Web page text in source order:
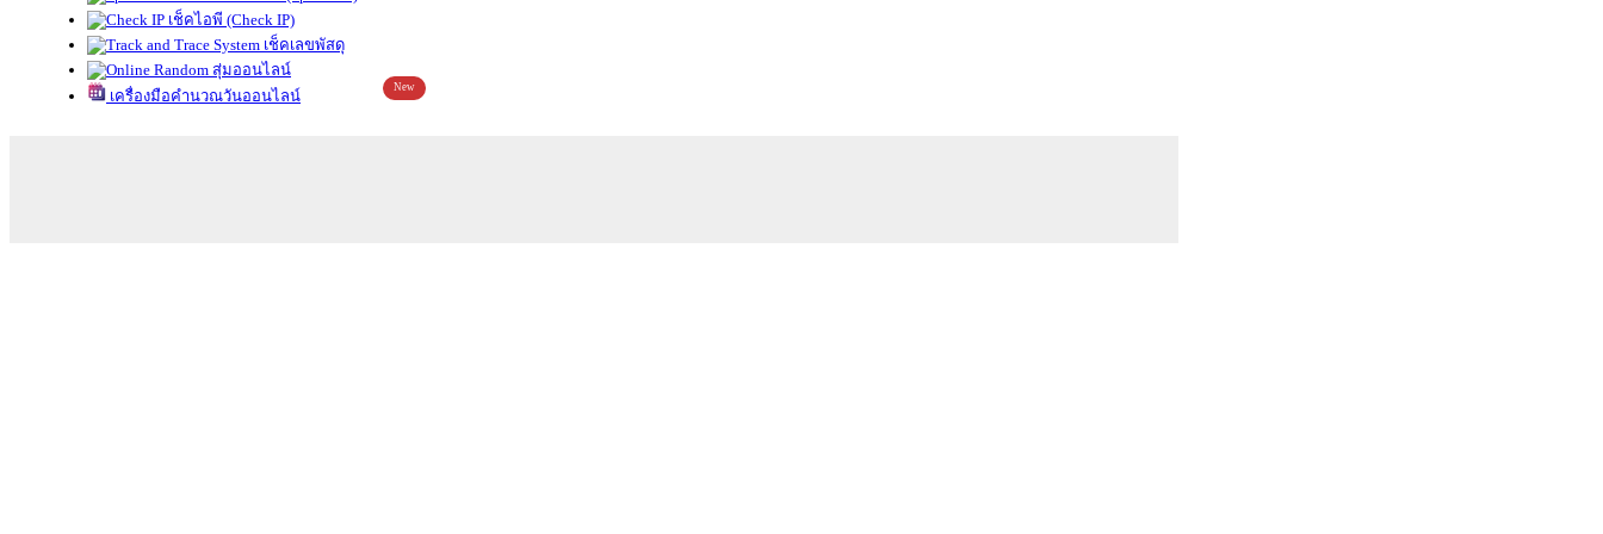
เช็คไอพี (Check IP)
เช็คเลขพัสดุ
สุ่มออนไลน์
เครื่องมือคำนวณวันออนไลน์
New